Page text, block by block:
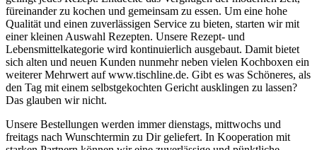
füreinander zu kochen und gemeinsam zu essen. Um eine hohe
Qualität und einen zuverlässigen Service zu bieten, starten wir mit
einer kleinen Auswahl Rezepten. Unsere Rezept- und
Lebensmittelkategorie wird kontinuierlich ausgebaut. Damit bietet
sich alten und neuen Kunden nunmehr neben vielen Kochboxen ein
weiterer Mehrwert auf www.tischline.de. Gibt es was Schöneres, als
den Tag mit einem selbstgekochten Gericht ausklingen zu lassen?
Das glauben wir nicht.
Unsere Bestellungen werden immer dienstags, mittwochs und
freitags nach Wunschtermin zu Dir geliefert. In Kooperation mit